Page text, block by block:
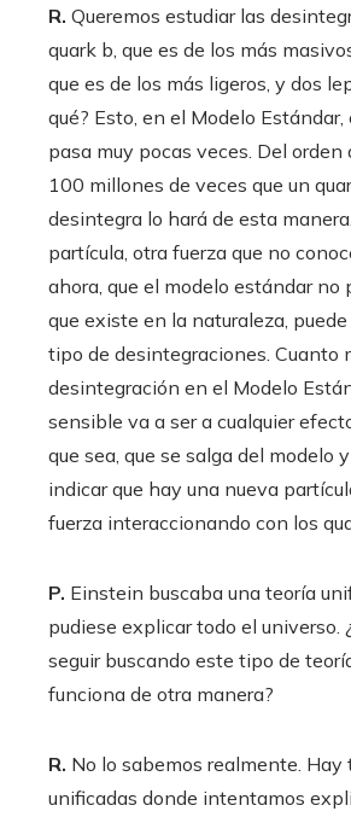
R. Queremos estudiar las
quark b, que es de los más
que es de los más ligeros, y dos
qué? Esto, en el Modelo
pasa muy pocas veces. Del orden
100 millones de veces que un
desintegra lo hará de esta
partícula, otra fuerza que no
ahora, que el modelo estándar no
que existe en la naturaleza,
tipo de desintegraciones. Cuanto
desintegración en el Modelo
sensible va a ser a cualquier
que sea, que se salga del modelo
indicar que hay una nueva
fuerza interaccionando con los
P. Einstein buscaba una teoría
pudiese explicar todo el universo.
seguir buscando este tipo de
funciona de otra manera?
R. No lo sabemos realmente. Hay
unificadas donde intentamos